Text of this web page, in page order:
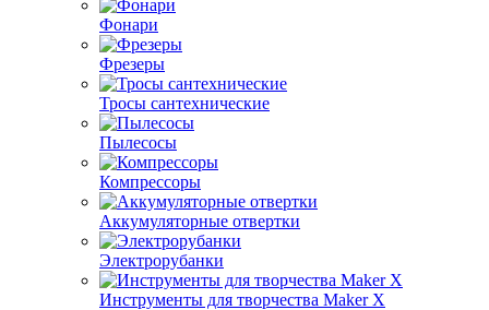
Фонари
Фрезеры
Тросы сантехнические
Пылесосы
Компрессоры
Аккумуляторные отвертки
Электрорубанки
Инструменты для творчества Maker X